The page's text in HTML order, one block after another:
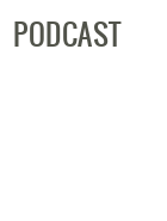
PODCAST